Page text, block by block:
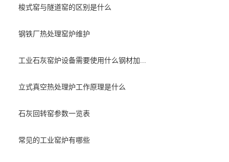
梭式窑与隧道窑的区别是什么
钢铁厂热处理窑炉维护
工业石灰窑炉设备需要使用什么钢材加...
立式真空热处理炉工作原理是什么
石灰回转窑参数一览表
常见的工业窑炉有哪些